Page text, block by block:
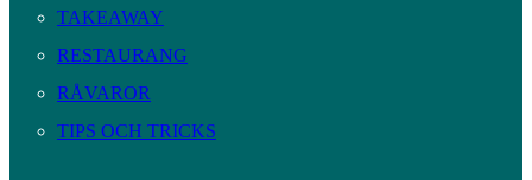
TAKEAWAY
RESTAURANG
RÅVAROR
TIPS OCH TRICKS